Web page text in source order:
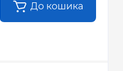
До кошика